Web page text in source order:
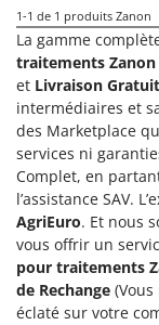
D
Découpeurs
Draineuses
E
Échelles en
Bissell
Black &
BlackStone
Blue Bird
Bomet
Bosch
Brumi
BullMach
C
C.EL.ME.
1-1 de 1 produits Zanon
La gamme
traitements Zanon
et Livraison
intermédiaires et
des Marketplace
services ni
Complet, en
l’assistance SAV.
AgriEuro. Et nous
vous offrir un
pour traitements
de Rechange
éclaté sur votre